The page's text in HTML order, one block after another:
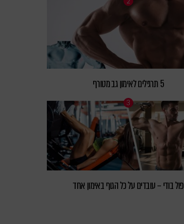
5 תרגילים לאימון גב מטורף
פול בודי – עובדים על כל הגוף באימון אחד